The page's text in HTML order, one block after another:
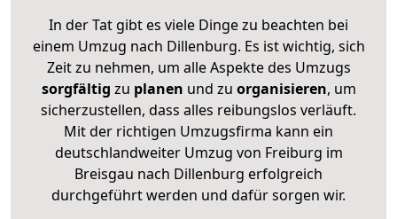
In der Tat gibt es viele Dinge zu beachten bei
einem Umzug nach Dillenburg. Es ist wichtig, sich
Zeit zu nehmen, um alle Aspekte des Umzugs
sorgfältig zu planen und zu organisieren, um
sicherzustellen, dass alles reibungslos verläuft.
Mit der richtigen Umzugsfirma kann ein
deutschlandweiter Umzug von Freiburg im
Breisgau nach Dillenburg erfolgreich
durchgeführt werden und dafür sorgen wir.